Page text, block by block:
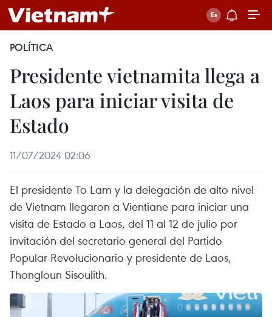
POLÍTICA
Presidente vietnamita llega a
Laos para iniciar visita de
Estado
11/07/2024 02:06
El presidente To Lam y la delegación de alto nivel
de Vietnam llegaron a Vientiane para iniciar una
visita de Estado a Laos, del 11 al 12 de julio por
invitación del secretario general del Partido
Popular Revolucionario y presidente de Laos,
Thongloun Sisoulith.